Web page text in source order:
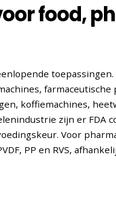
food,
farmaceutische
koffiemachines,
zijn er FDA
Voor
PP en RVS,